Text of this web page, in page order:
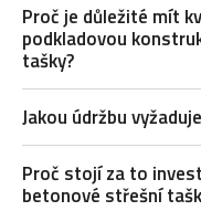
Proč je důležité mít
podkladovou
tašky?
Jakou údržbu
Proč stojí za to
betonové střešní